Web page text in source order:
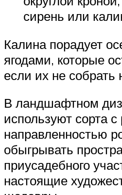
сирень или
Калина порадует
ягодами, которые
если их не собрать
В ландшафтном
используют сорта с
направленностью
обыгрывать
приусадебного
настоящие